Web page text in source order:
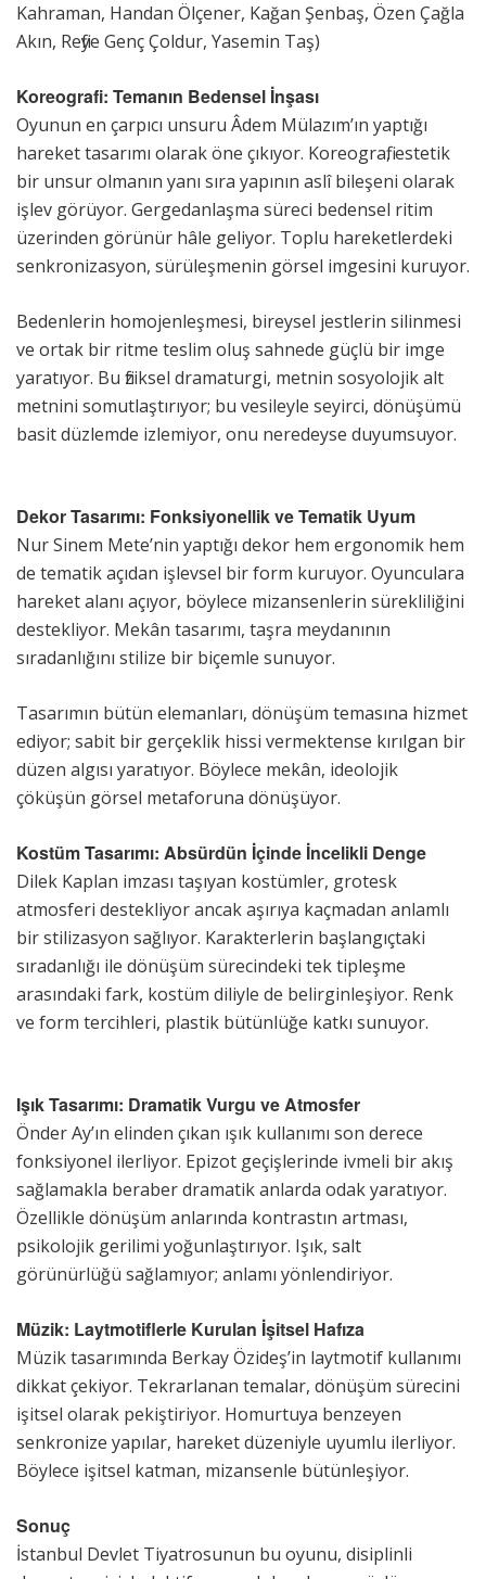
Kahraman, Handan Ölçener, Kağan Şenbaş, Özen Çağla
Akın, Refiye Genç Çoldur, Yasemin Taş)
Koreografi: Temanın Bedensel İnşası
Oyunun en çarpıcı unsuru Âdem Mülazım’ın yaptığı
hareket tasarımı olarak öne çıkıyor. Koreografi, estetik
bir unsur olmanın yanı sıra yapının aslî bileşeni olarak
işlev görüyor. Gergedanlaşma süreci bedensel ritim
üzerinden görünür hâle geliyor. Toplu hareketlerdeki
senkronizasyon, sürüleşmenin görsel imgesini kuruyor.
Bedenlerin homojenleşmesi, bireysel jestlerin silinmesi
ve ortak bir ritme teslim oluş sahnede güçlü bir imge
yaratıyor. Bu fiziksel dramaturgi, metnin sosyolojik alt
metnini somutlaştırıyor; bu vesileyle seyirci, dönüşümü
basit düzlemde izlemiyor, onu neredeyse duyumsuyor.
Dekor Tasarımı: Fonksiyonellik ve Tematik Uyum
Nur Sinem Mete’nin yaptığı dekor hem ergonomik hem
de tematik açıdan işlevsel bir form kuruyor. Oyunculara
hareket alanı açıyor, böylece mizansenlerin sürekliliğini
destekliyor. Mekân tasarımı, taşra meydanının
sıradanlığını stilize bir biçemle sunuyor.
Tasarımın bütün elemanları, dönüşüm temasına hizmet
ediyor; sabit bir gerçeklik hissi vermektense kırılgan bir
düzen algısı yaratıyor. Böylece mekân, ideolojik
çöküşün görsel metaforuna dönüşüyor.
Kostüm Tasarımı: Absürdün İçinde İncelikli Denge
Dilek Kaplan imzası taşıyan kostümler, grotesk
atmosferi destekliyor ancak aşırıya kaçmadan anlamlı
bir stilizasyon sağlıyor. Karakterlerin başlangıçtaki
sıradanlığı ile dönüşüm sürecindeki tek tipleşme
arasındaki fark, kostüm diliyle de belirginleşiyor. Renk
ve form tercihleri, plastik bütünlüğe katkı sunuyor.
Işık Tasarımı: Dramatik Vurgu ve Atmosfer
Önder Ay’ın elinden çıkan ışık kullanımı son derece
fonksiyonel ilerliyor. Epizot geçişlerinde ivmeli bir akış
sağlamakla beraber dramatik anlarda odak yaratıyor.
Özellikle dönüşüm anlarında kontrastın artması,
psikolojik gerilimi yoğunlaştırıyor. Işık, salt
görünürlüğü sağlamıyor; anlamı yönlendiriyor.
Müzik: Laytmotiflerle Kurulan İşitsel Hafıza
Müzik tasarımında Berkay Özideş’in laytmotif kullanımı
dikkat çekiyor. Tekrarlanan temalar, dönüşüm sürecini
işitsel olarak pekiştiriyor. Homurtuya benzeyen
senkronize yapılar, hareket düzeniyle uyumlu ilerliyor.
Böylece işitsel katman, mizansenle bütünleşiyor.
Sonuç
İstanbul Devlet Tiyatrosunun bu oyunu, disiplinli